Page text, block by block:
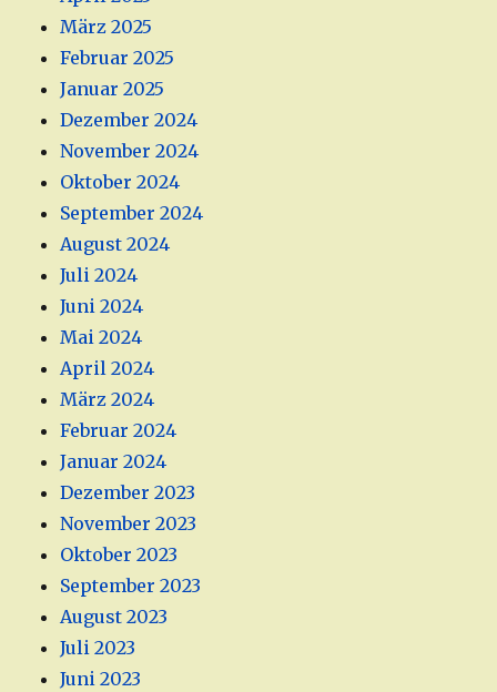
März 2025
Februar 2025
Januar 2025
Dezember 2024
November 2024
Oktober 2024
September 2024
August 2024
Juli 2024
Juni 2024
Mai 2024
April 2024
März 2024
Februar 2024
Januar 2024
Dezember 2023
November 2023
Oktober 2023
September 2023
August 2023
Juli 2023
Juni 2023